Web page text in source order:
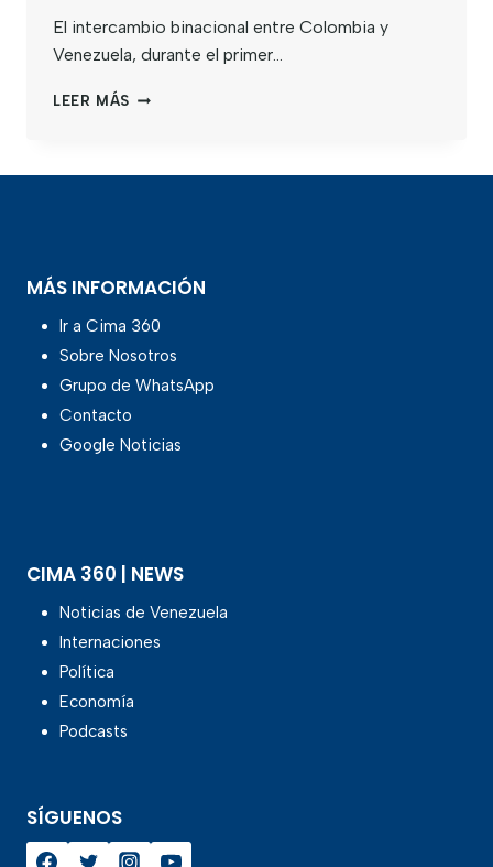
El intercambio binacional entre Colombia y
Venezuela, durante el primer…
LEER MÁS
MÁS INFORMACIÓN
Ir a Cima 360
Sobre Nosotros
Grupo de WhatsApp
Contacto
Google Noticias
CIMA 360 | NEWS
Noticias de Venezuela
Internaciones
Política
Economía
Podcasts
SÍGUENOS